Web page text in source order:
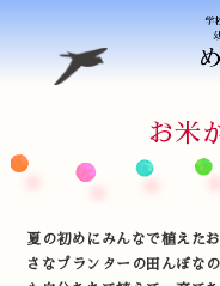
お米
夏の初めにみんなで植えた
さなプランターの田んぼな